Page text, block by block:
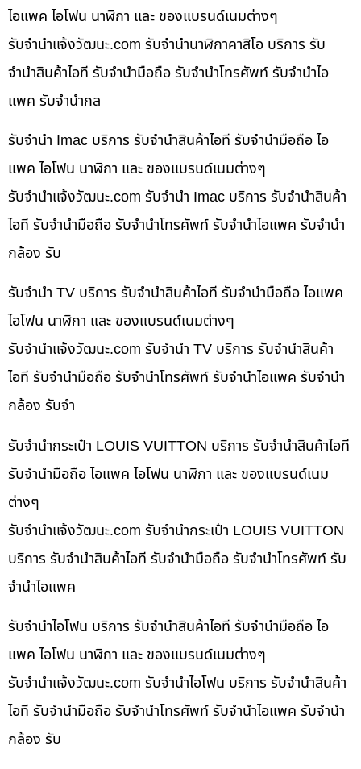
ไอแพค ไอโฟน นาฬิกา และ ของแบรนด์เนมต่างๆ
รับจํานําแจ้งวัฒนะ.com รับจำนำนาฬิกาคาสิโอ บริการ รับ
จำนำสินค้าไอที รับจำนำมือถือ รับจำนำโทรศัพท์ รับจำนำไอ
แพค รับจำนำกล
รับจำนำ Imac บริการ รับจำนำสินค้าไอที รับจำนำมือถือ ไอ
แพค ไอโฟน นาฬิกา และ ของแบรนด์เนมต่างๆ
รับจํานําแจ้งวัฒนะ.com รับจำนำ Imac บริการ รับจำนำสินค้า
ไอที รับจำนำมือถือ รับจำนำโทรศัพท์ รับจำนำไอแพค รับจำนำ
กล้อง รับ
รับจำนำ TV บริการ รับจำนำสินค้าไอที รับจำนำมือถือ ไอแพค
ไอโฟน นาฬิกา และ ของแบรนด์เนมต่างๆ
รับจํานําแจ้งวัฒนะ.com รับจำนำ TV บริการ รับจำนำสินค้า
ไอที รับจำนำมือถือ รับจำนำโทรศัพท์ รับจำนำไอแพค รับจำนำ
กล้อง รับจำ
รับจำนำกระเป๋า LOUIS VUITTON บริการ รับจำนำสินค้าไอที
รับจำนำมือถือ ไอแพค ไอโฟน นาฬิกา และ ของแบรนด์เนม
ต่างๆ
รับจํานําแจ้งวัฒนะ.com รับจำนำกระเป๋า LOUIS VUITTON
บริการ รับจำนำสินค้าไอที รับจำนำมือถือ รับจำนำโทรศัพท์ รับ
จำนำไอแพค
รับจำนำไอโฟน บริการ รับจำนำสินค้าไอที รับจำนำมือถือ ไอ
แพค ไอโฟน นาฬิกา และ ของแบรนด์เนมต่างๆ
รับจํานําแจ้งวัฒนะ.com รับจำนำไอโฟน บริการ รับจำนำสินค้า
ไอที รับจำนำมือถือ รับจำนำโทรศัพท์ รับจำนำไอแพค รับจำนำ
กล้อง รับ